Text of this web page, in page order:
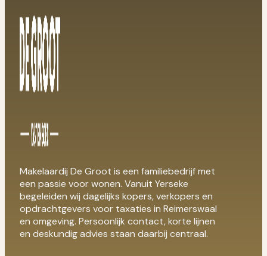
Makelaardij De Groot is een familiebedrijf met
een passie voor wonen. Vanuit Yerseke
begeleiden wij dagelijks kopers, verkopers en
opdrachtgevers voor taxaties in Reimerswaal
en omgeving. Persoonlijk contact, korte lijnen
en deskundig advies staan daarbij centraal.